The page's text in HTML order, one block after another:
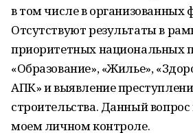
в том числе в орга­низованных
Отсутствуют результа­ты в
приоритетных национальных
«Образование», «Жилье»,
АПК» и выявление
строительства. Дан­ный
моем личном контроле.